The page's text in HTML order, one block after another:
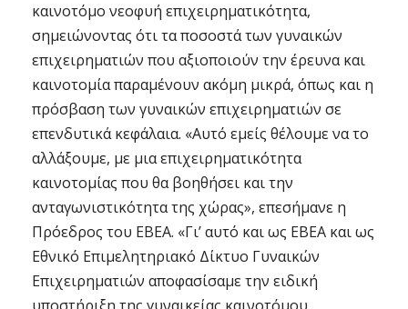
καινοτόμο νεοφυή επιχειρηματικότητα,
σημειώνοντας ότι τα ποσοστά των γυναικών
επιχειρηματιών που αξιοποιούν την έρευνα και
καινοτομία παραμένουν ακόμη μικρά, όπως και η
πρόσβαση των γυναικών επιχειρηματιών σε
επενδυτικά κεφάλαια. «Αυτό εμείς θέλουμε να το
αλλάξουμε, με μια επιχειρηματικότητα
καινοτομίας που θα βοηθήσει και την
ανταγωνιστικότητα της χώρας», επεσήμανε η
Πρόεδρος του ΕΒΕΑ. «Γι’ αυτό και ως ΕΒΕΑ και ως
Εθνικό Επιμελητηριακό Δίκτυο Γυναικών
Επιχειρηματιών αποφασίσαμε την ειδική